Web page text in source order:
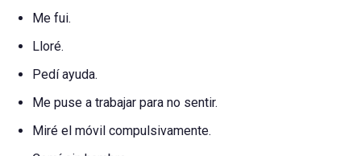
Me fui.
Lloré.
Pedí ayuda.
Me puse a trabajar para no sentir.
Miré el móvil compulsivamente.